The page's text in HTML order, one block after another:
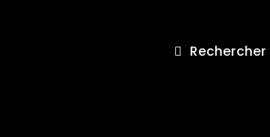
Rechercher